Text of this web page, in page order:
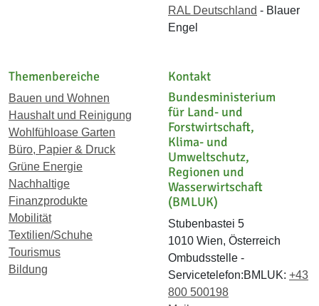
RAL Deutschland - Blauer
Engel
Themenbereiche
Bauen und Wohnen
Haushalt und Reinigung
Wohlfühloase Garten
Büro, Papier & Druck
Grüne Energie
Nachhaltige
Finanzprodukte
Mobilität
Textilien/Schuhe
Tourismus
Bildung
Kontakt
Bundesministerium
für Land- und
Forstwirtschaft,
Klima- und
Umweltschutz,
Regionen und
Wasserwirtschaft
(BMLUK)
Stubenbastei 5
1010 Wien, Österreich
Ombudsstelle -
Servicetelefon:BMLUK: +43
800 500198